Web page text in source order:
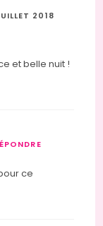
2018
et belle nuit !
ce